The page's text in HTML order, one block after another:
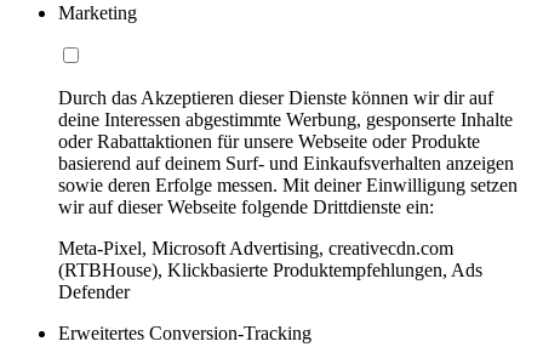
Marketing
Durch das Akzeptieren dieser Dienste können wir dir auf
deine Interessen abgestimmte Werbung, gesponserte Inhalte
oder Rabattaktionen für unsere Webseite oder Produkte
basierend auf deinem Surf- und Einkaufsverhalten anzeigen
sowie deren Erfolge messen. Mit deiner Einwilligung setzen
wir auf dieser Webseite folgende Drittdienste ein:
Meta-Pixel, Microsoft Advertising, creativecdn.com
(RTBHouse), Klickbasierte Produktempfehlungen, Ads
Defender
Erweitertes Conversion-Tracking